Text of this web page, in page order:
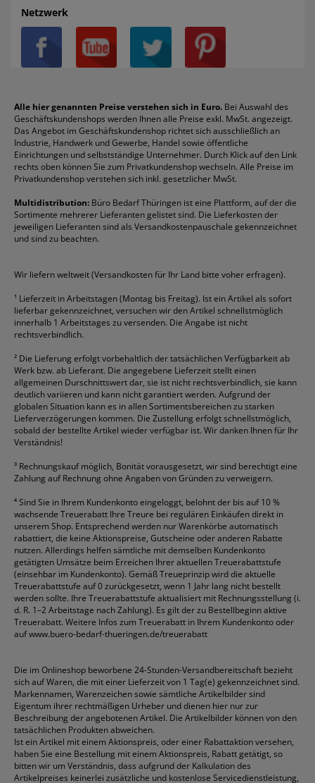
AGB
Datenschutz
Privatsphäre-Einstellungen
Über uns
Reklamation / Retouren
Vertrag widerrufen (Privatkunden)
Rabatte & Aktionen
Batterien
Bleistifte
Blöcke
Boardmarker
Briefumschläge
Druckerpatronen
Etiketten
Fineliner
Folienschreiber
Formulare
Gelschreiber
Geschäftsbücher
Heftstreifen
Kaffee
Klebeband
Klemmmappen
Kopierpapier
Korrekturmittel
Kugelschreiber
Mappen
Ordner
Packband
Permanentmarker
Radiergummis
Schnellhefter
Sichthüllen
Taschenrechner
Textmarker
Tintenroller
Tintenpatronen
Toilettenpapier
Toner
Versandmaterial
Versandtaschen
Alco
Avery/Zweckform
Canon
Durable
DYMO
Edding
Esselte
Faber-Castell
Fellowes
Franken
Fripa
HP
Leitz
Läufer
Melitta
Pentel
Pelikan
Pilot
Pritt
Schneider
Stabilo
Staedtler
alle Marken anzeigen
Netzwerk
Alle hier genannten Preise verstehen sich in Euro. Bei Auswahl des
Geschäftskundenshops werden Ihnen alle Preise exkl. MwSt. angezeigt.
Das Angebot im Geschäftskundenshop richtet sich ausschließlich an
Industrie, Handwerk und Gewerbe, Handel sowie öffentliche
Einrichtungen und selbstständige Unternehmer. Durch Klick auf den Link
rechts oben können Sie zum Privatkundenshop wechseln. Alle Preise im
Privatkundenshop verstehen sich inkl. gesetzlicher MwSt.
Multidistribution: Büro Bedarf Thüringen ist eine Plattform, auf der die
Sortimente mehrerer Lieferanten gelistet sind. Die Lieferkosten der
jeweiligen Lieferanten sind als Versandkostenpauschale gekennzeichnet
und sind zu beachten.
Wir liefern weltweit (Versandkosten für Ihr Land bitte voher erfragen).
¹ Lieferzeit in Arbeitstagen (Montag bis Freitag). Ist ein Artikel als sofort
lieferbar gekennzeichnet, versuchen wir den Artikel schnellstmöglich
innerhalb 1 Arbeitstages zu versenden. Die Angabe ist nicht
rechtsverbindlich.
² Die Lieferung erfolgt vorbehaltlich der tatsächlichen Verfügbarkeit ab
Werk bzw. ab Lieferant. Die angegebene Lieferzeit stellt einen
allgemeinen Durschnittswert dar, sie ist nicht rechtsverbindlich, sie kann
deutlich variieren und kann nicht garantiert werden. Aufgrund der
globalen Situation kann es in allen Sortimentsbereichen zu starken
Lieferverzögerungen kommen. Die Zustellung erfolgt schnellstmöglich,
sobald der bestellte Artikel wieder verfügbar ist. Wir danken Ihnen für Ihr
Verständnis!
³ Rechnungskauf möglich, Bonität vorausgesetzt, wir sind berechtigt eine
Zahlung auf Rechnung ohne Angaben von Gründen zu verweigern.
⁴Sind Sie in Ihrem Kundenkonto eingeloggt, belohnt der bis auf 10 %
wachsende Treuerabatt Ihre Treure bei regulären Einkäufen direkt in
unserem Shop. Entsprechend werden nur Warenkörbe automatisch
rabattiert, die keine Aktionspreise, Gutscheine oder anderen Rabatte
nutzen. Allerdings helfen sämtliche mit demselben Kundenkonto
getätigten Umsätze beim Erreichen Ihrer aktuellen Treuerabattstufe
(einsehbar im Kundenkonto). Gemäß Treueprinzip wird die aktuelle
Treuerabattstufe auf 0 zurückgesetzt, wenn 1 Jahr lang nicht bestellt
werden sollte. Ihre Treuerabattstufe aktualisiert mit Rechnungsstellung (i.
d. R. 1–2 Arbeitstage nach Zahlung). Es gilt der zu Bestellbeginn aktive
Treuerabatt. Weitere Infos zum Treuerabatt in Ihrem Kundenkonto oder
aufwww.buero-bedarf-thueringen.de/treuerabatt
Die im Onlineshop beworbene 24-Stunden-Versandbereitschaft bezieht
sich auf Waren, die mit einer Lieferzeit von 1 Tag(e) gekennzeichnet sind.
Markennamen, Warenzeichen sowie sämtliche Artikelbilder sind
Eigentum ihrer rechtmäßigen Urheber und dienen hier nur zur
Beschreibung der angebotenen Artikel. Die Artikelbilder können von den
tatsächlichen Produkten abweichen.
Ist ein Artikel mit einem Aktionspreis, oder einer Rabattaktion versehen,
haben Sie eine Bestellung mit einem Aktionspreis, Rabatt getätigt, so
bitten wir um Verständnis, dass aufgrund der Kalkulation des
Artikelpreises keinerlei zusätzliche und kostenlose Servicedienstleistung,